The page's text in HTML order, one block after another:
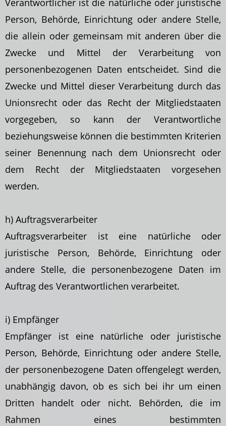
Verantwortlicher ist die natürliche oder juristische
Person, Behörde, Einrichtung oder andere Stelle,
die allein oder gemeinsam mit anderen über die
Zwecke und Mittel der Verarbeitung von
personenbezogenen Daten entscheidet. Sind die
Zwecke und Mittel dieser Verarbeitung durch das
Unionsrecht oder das Recht der Mitgliedstaaten
vorgegeben, so kann der Verantwortliche
beziehungsweise können die bestimmten Kriterien
seiner Benennung nach dem Unionsrecht oder
dem Recht der Mitgliedstaaten vorgesehen
werden.
h) Auftragsverarbeiter
Auftragsverarbeiter ist eine natürliche oder
juristische Person, Behörde, Einrichtung oder
andere Stelle, die personenbezogene Daten im
Auftrag des Verantwortlichen verarbeitet.
i) Empfänger
Empfänger ist eine natürliche oder juristische
Person, Behörde, Einrichtung oder andere Stelle,
der personenbezogene Daten offengelegt werden,
unabhängig davon, ob es sich bei ihr um einen
Dritten handelt oder nicht. Behörden, die im
Rahmen eines bestimmten